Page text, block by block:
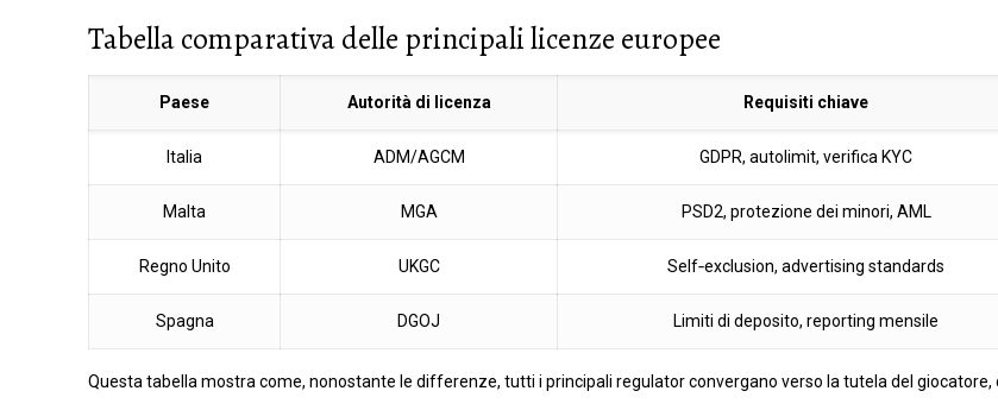
Tabella comparativa delle principali licenze europee
Paese Autorità di licenza Requisiti chiave
Italia ADM/AGCM GDPR, autolimit, verifica KYC
Malta MGA PSD2, protezione dei minori, AML
Regno Unito UKGC Self‑exclusion, advertising standards
Spagna DGOJ Limiti di deposito, reporting mensile
Questa tabella mostra come, nonostante le differenze, tutti i principali regulator convergano verso la tutela del giocatore,